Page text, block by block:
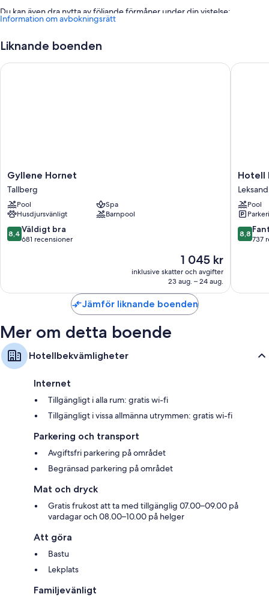
Du kan även dra nytta av följande förmåner under din vistelse:
Snabb incheckning, en varuautomat och en rökfri anläggning
Mötesrum, en bankettsal och bagageförvaring
Information om avbokningsrätt
Liknande boenden
Gyllene
Hornet
Tallberg
Gyllene Hornet
Tallberg
Pool
Spa
Husdjursvänligt
Barnpool
8.4
av
8,4 Väldigt bra
681 recensioner
Priset
är
1 045 kr
1 045 kr
inklusive skatter och avgifter
23 aug. – 24 aug.
Gyllene Hornet
Hotell
Leksand
Hotell
Leksand
Pool
8.8
av
8,8
737
Hotell
Jämför liknande boenden
Mer om detta boende
Hotellbekvämligheter
Internet
Tillgängligt i alla rum: gratis wi-fi
Tillgängligt i vissa allmänna utrymmen: gratis wi-fi
Parkering och transport
Avgiftsfri parkering på området
Begränsad parkering på området
Mat och dryck
Gratis frukost att ta med tillgänglig 07.00–09.00 på
vardagar och 08.00–10.00 på helger
Att göra
Bastu
Lekplats
Familjevänligt